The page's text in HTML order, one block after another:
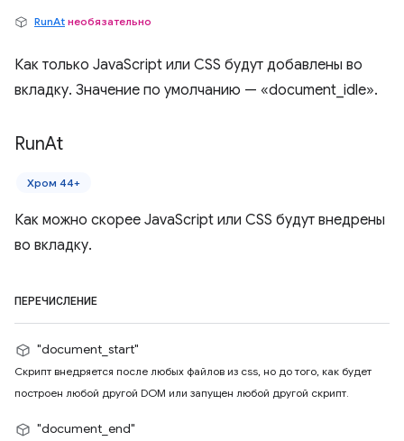
RunAt необязательно
Как только JavaScript или CSS будут добавлены во
вкладку. Значение по умолчанию — «document_idle».
RunAt
Хром 44+
Как можно скорее JavaScript или CSS будут внедрены
во вкладку.
ПЕРЕЧИСЛЕНИЕ
"document_start"
Скрипт внедряется после любых файлов из css, но до того, как будет
построен любой другой DOM или запущен любой другой скрипт.
"document_end"